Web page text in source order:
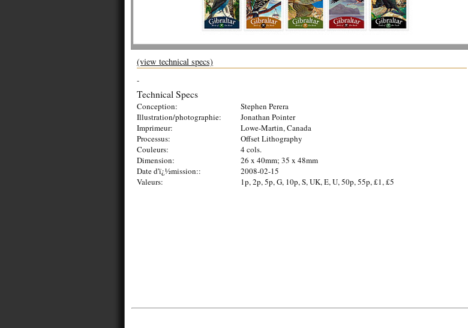
(view technical specs)
-
Technical Specs
Conception:
Stephen Perera
Illustration/photographie:
Jonathan Pointer
Imprimeur:
Lowe-Martin, Canada
Processus:
Offset Lithography
Couleurs:
4 cols.
Dimension:
26 x 40mm; 35 x 48mm
Date d'ï¿½mission::
2008-02-15
Valeurs:
1p, 2p, 5p, G, 10p, S, UK, E, U, 50p, 55p, £1, £5